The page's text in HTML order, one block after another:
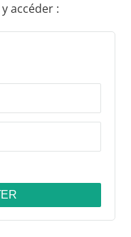
accéder :